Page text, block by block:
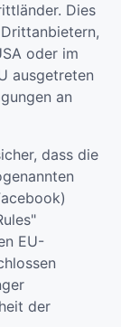
Dies
oder im
ausgetreten
an
dass die
EU-
der